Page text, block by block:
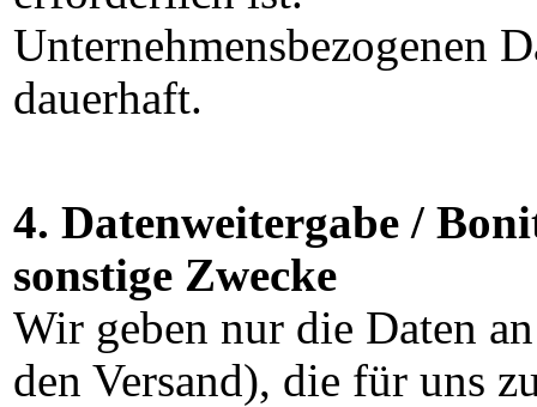
Unternehmensbezogenen
dauerhaft.
4. Datenweitergabe /
sonstige Zwecke
Wir geben nur die Daten
den Versand), die für uns